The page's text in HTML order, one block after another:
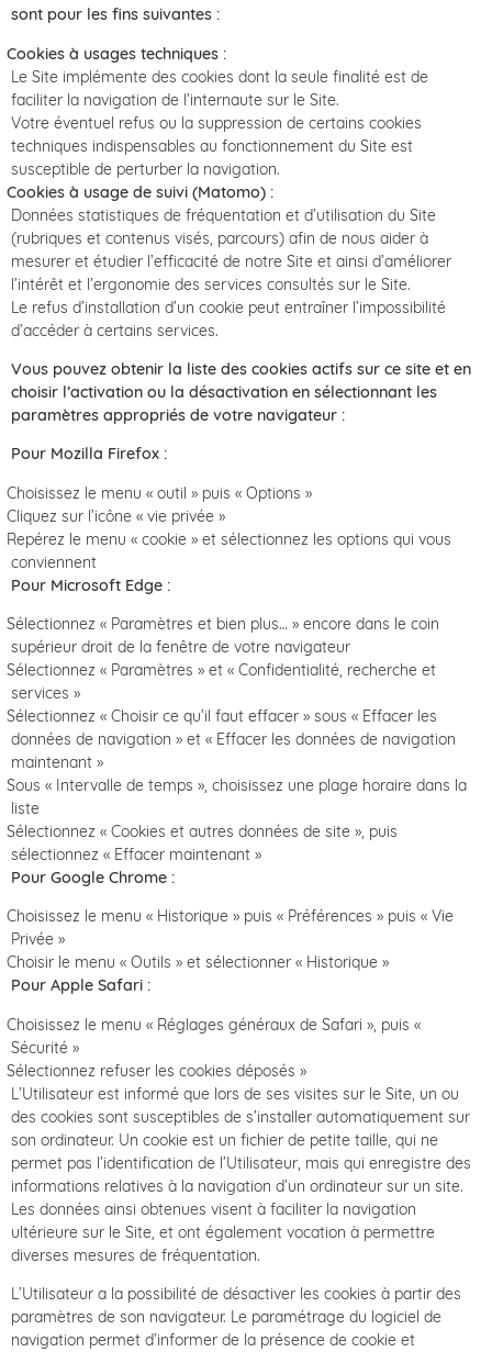
sont pour les fins suivantes :
Cookies à usages techniques :
Le Site implémente des cookies dont la seule finalité est de
faciliter la navigation de l’internaute sur le Site.
Votre éventuel refus ou la suppression de certains cookies
techniques indispensables au fonctionnement du Site est
susceptible de perturber la navigation.
Cookies à usage de suivi (Matomo) :
Données statistiques de fréquentation et d’utilisation du Site
(rubriques et contenus visés, parcours) afin de nous aider à
mesurer et étudier l’efficacité de notre Site et ainsi d’améliorer
l’intérêt et l’ergonomie des services consultés sur le Site.
Le refus d’installation d’un cookie peut entraîner l’impossibilité
d’accéder à certains services.
Vous pouvez obtenir la liste des cookies actifs sur ce site et en
choisir l’activation ou la désactivation en sélectionnant les
paramètres appropriés de votre navigateur :
Pour Mozilla Firefox :
Choisissez le menu « outil » puis « Options »
Cliquez sur l’icône « vie privée »
Repérez le menu « cookie » et sélectionnez les options qui vous
conviennent
Pour Microsoft Edge :
Sélectionnez « Paramètres et bien plus… » encore dans le coin
supérieur droit de la fenêtre de votre navigateur
Sélectionnez « Paramètres » et « Confidentialité, recherche et
services »
Sélectionnez « Choisir ce qu’il faut effacer » sous « Effacer les
données de navigation » et « Effacer les données de navigation
maintenant »
Sous « Intervalle de temps », choisissez une plage horaire dans la
liste
Sélectionnez « Cookies et autres données de site », puis
sélectionnez « Effacer maintenant »
Pour Google Chrome :
Choisissez le menu « Historique » puis « Préférences » puis « Vie
Privée »
Choisir le menu « Outils » et sélectionner « Historique »
Pour Apple Safari :
Choisissez le menu « Réglages généraux de Safari », puis «
Sécurité »
Sélectionnez refuser les cookies déposés »
L’Utilisateur est informé que lors de ses visites sur le Site, un ou
des cookies sont susceptibles de s’installer automatiquement sur
son ordinateur. Un cookie est un fichier de petite taille, qui ne
permet pas l’identification de l’Utilisateur, mais qui enregistre des
informations relatives à la navigation d’un ordinateur sur un site.
Les données ainsi obtenues visent à faciliter la navigation
ultérieure sur le Site, et ont également vocation à permettre
diverses mesures de fréquentation.
L’Utilisateur a la possibilité de désactiver les cookies à partir des
paramètres de son navigateur. Le paramétrage du logiciel de
navigation permet d’informer de la présence de cookie et